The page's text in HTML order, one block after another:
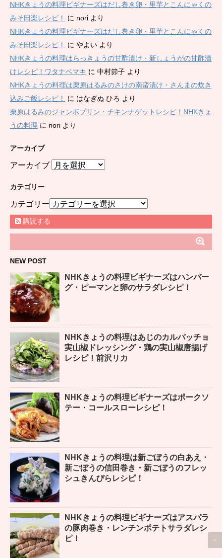
NHKきょうの料理ビギナーズはだし巻き卵・里芋とこんにゃくの
みそ田楽レシピ！
に nori より
NHKきょうの料理ビギナーズはだし巻き卵・里芋とこんにゃくの
みそ田楽レシピ！
に やよい より
NHKきょうの料理はらっきょうの甘酢漬け・新しょうがの甘酢漬
けレシピ！ワタナベマキ に 中村節子 より
NHKきょうの料理は栗原はるみのさけの南蛮漬け・さんまの炊き
込みご飯レシピ！
に はなぎぬ ひろ より
栗原はるみのジャンボプリン・チキンナゲットレシピ！NHKきょ
うの料理 に nori より
アーカイブ
アーカイブ
カテゴリー
カテゴリー
購読する
NEW POST
NHKきょうの料理ビギナーズはハンバー
グ・ピーマンと卵のサラダレシピ！
NHKきょうの料理はあじのカルパッチョ
実山椒ドレッシング・鶏の実山椒唐揚げ
レシピ！前沢リカ
NHKきょうの料理ビギナーズはポークソ
テー・コールスローレシピ！
NHKきょうの料理は新ごぼうの白あえ・
新ごぼうの信田巻き・新ごぼうのフレッ
シュきんぴらレシピ！
NHKきょうの料理ビギナーズはアスパラ
の豚肉巻き・レンチンポテトサラダレシ
ピ！